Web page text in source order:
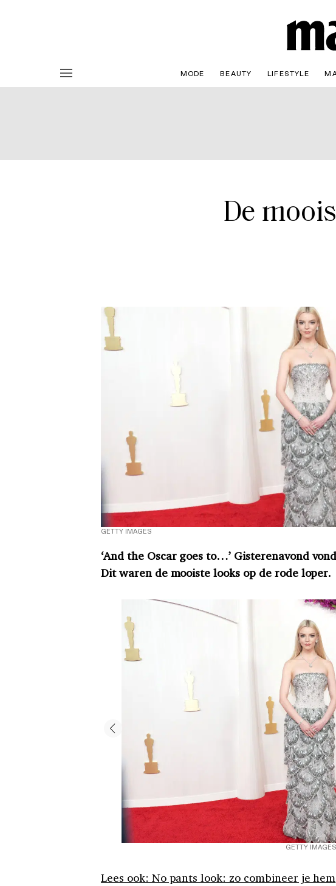
MODE BEAUTY LIFESTYLE
De
GETTY IMAGES
‘And the Oscar goes to…’ Gisterenavond
Dit waren de mooiste looks op de rode loper.
GETTY IMAGES
Lees ook: No pants look: zo combineer je hem